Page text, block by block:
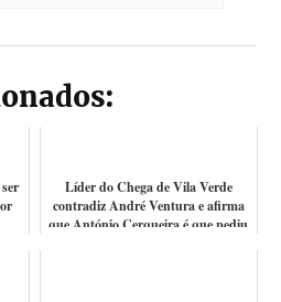
Líder do Chega de Vila Verde
contradiz André Ventura e afirma
que António Cerqueira é que pediu